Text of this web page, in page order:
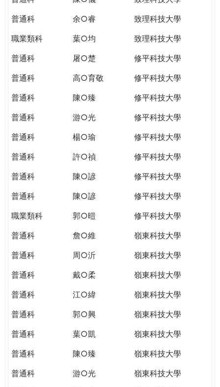
普通科
余○睿
致理科技大學
職業類科
葉○均
致理科技大學
普通科
屠○楚
修平科技大學
普通科
高○育敬
修平科技大學
普通科
陳○臻
修平科技大學
普通科
游○光
修平科技大學
普通科
楊○瑜
修平科技大學
普通科
許○禎
修平科技大學
普通科
陳○諺
修平科技大學
普通科
陳○諺
修平科技大學
職業類科
郭○暟
修平科技大學
普通科
詹○維
嶺東科技大學
普通科
周○沂
嶺東科技大學
普通科
戴○柔
嶺東科技大學
普通科
江○緯
嶺東科技大學
普通科
郭○興
嶺東科技大學
普通科
葉○凱
嶺東科技大學
普通科
陳○臻
嶺東科技大學
普通科
游○光
嶺東科技大學